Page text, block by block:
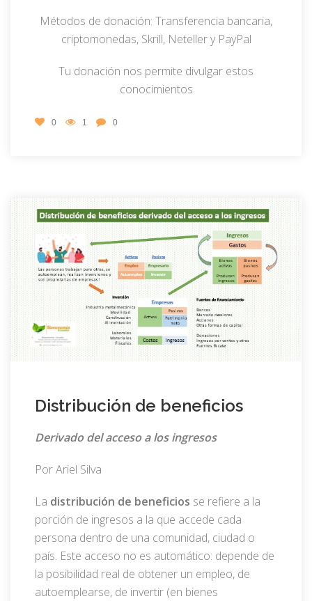
Métodos de donación: Transferencia bancaria,
criptomonedas, Skrill, Neteller y PayPal
Tu donación nos permite divulgar estos
conocimientos
0 1 0
Distribución de beneficios
Derivado del acceso a los ingresos
Por Ariel Silva
La distribución de beneficios se refiere a la
porción de ingresos a la que accede cada
persona dentro de una comunidad, ciudad o
país. Este acceso no es automático: depende de
la posibilidad real de obtener un empleo, de
autoemplearse, de invertir (en bienes